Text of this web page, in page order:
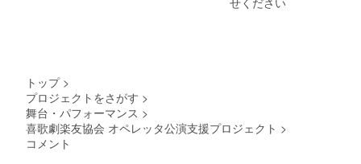
トップ >
プロジェクトをさがす >
舞台・パフォーマンス >
喜歌劇楽友協会 オペレッタ公演支援プロジェクト >
コメント